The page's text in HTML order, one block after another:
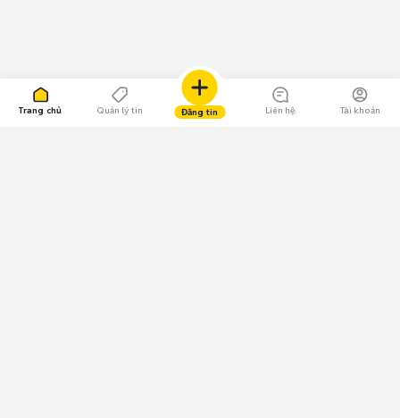
Trang chủ Quản lý tin Đăng tin Liên hệ Tài khoản